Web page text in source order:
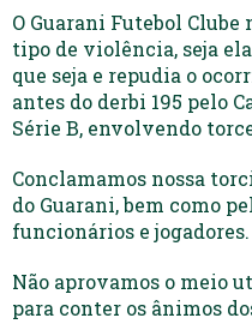
O Guarani Futebol
tipo de violência, seja
que seja e repudia o
antes do derbi 195 pelo
Série B, envolvendo
Conclamamos nossa
do Guarani, bem como
funcionários e jogadores.
Não aprovamos o meio
para conter os ânimos